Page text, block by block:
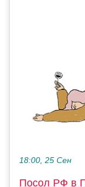
18:00, 25 Сен
Посол РФ в